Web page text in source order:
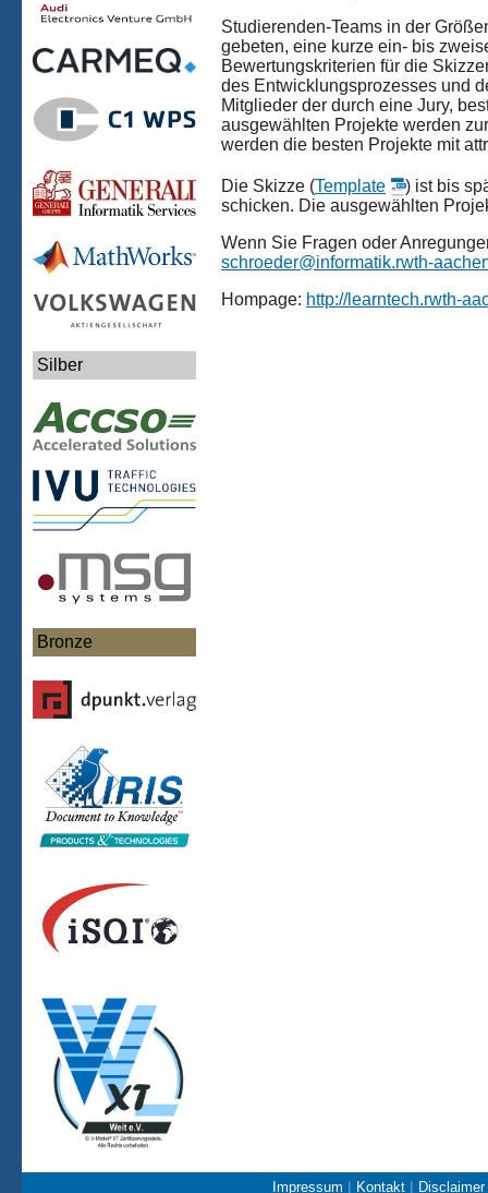
Silber
Bronze
Studierenden-Teams in der
gebeten, eine kurze ein- bis
Bewertungskriterien für die
des Entwicklungsprozesses und
Mitglieder der durch eine Jury,
ausgewählten Projekte werden
werden die besten Projekte mit
Die Skizze (Template
) ist bis
schicken. Die ausgewählten
Wenn Sie Fragen oder
schroeder@informatik.rwth-
Hompage: http://learntech.rwth-
Impressum | Kontakt | Disclaimer